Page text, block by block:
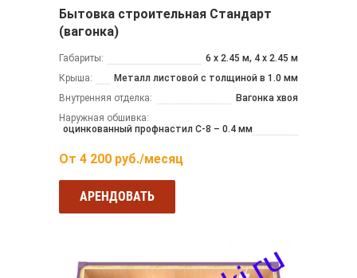
Бытовка строительная Стандарт
(вагонка)
Габариты:
6 х 2.45 м, 4 х 2.45 м
Крыша:
Металл листовой с толщиной в 1.0 мм
Внутренняя отделка:
Вагонка хвоя
Наружная обшивка:
оцинкованный профнастил С-8 – 0.4 мм
От 4 200 руб./месяц
АРЕНДОВАТЬ